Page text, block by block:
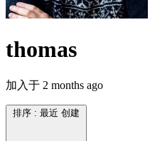
thomas
加入于 2 months ago
排序 : 最近 创建